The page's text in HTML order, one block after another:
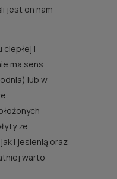
jest on nam
ciepłej i
ma sens
lub w
ze
i jesienią oraz
warto